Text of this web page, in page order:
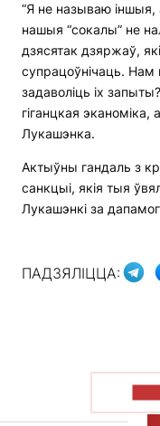
“Я не называю
нашыя “сокалы” не
дзясятак дзяржаў,
супрацоўнічаць.
задаволіць іх
гіганцкая
Лукашэнка.
Актыўны гандаль з
санкцыі, якія тыя
Лукашэнкі за
ПАДЗЯЛІЦЦА: